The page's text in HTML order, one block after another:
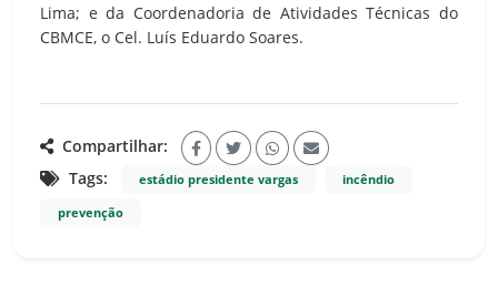
Lima; e da Coordenadoria de Atividades Técnicas do
CBMCE, o Cel. Luís Eduardo Soares.
Compartilhar:
Tags:
estádio presidente vargas incêndio
prevenção